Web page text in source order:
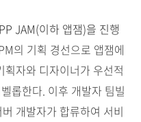
JAM(이하 앱잼)을 진행
의 기획 경선으로 앱잼에
자와 디자이너가 우선적
롭한다. 이후 개발자 팀빌
개발자가 합류하여 서비